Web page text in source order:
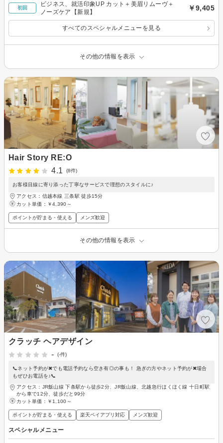
初回
ビジネス、就活印象UP カット＋美眉リムーヴ＋
ノーズケア【新規】
￥9,405
すべてのスペシャルメニューを見る
その他の情報を表示
Hair Story RE:O
4.1
(8件)
お客様目線に寄り添った丁寧なサービスで理想のスタイルに♪
アクセス：信越本線 三条駅 徒歩15分
カット単価： ￥4,390～
ポイントが貯まる・使える メンズ歓迎
その他の情報を表示
クラッチ ヘアデザイン
-
(-件)
📞ネット予約が✖でも電話予約なら空き有◎の事も！ 急ぎの方やネット予約が✖場合
もぜひお電話を♪📞
アクセス：JR飯山線 下条駅から徒歩2分、JR飯山線、北越急行ほくほく線 十日町駅
から車で12分、徒歩だと99分
カット単価： ￥1,100～
ポイントが貯まる・使える 楽天ペイアプリ対応 メンズ歓迎
スペシャルメニュー